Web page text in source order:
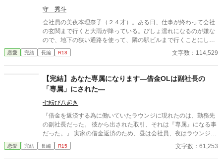
守 秀斗
会社員の美夜本理奈子（２４才）。ある日、仕事が終わって会社
の玄関まで行くと大雨が降っている。びしょ濡れになるのが嫌な
ので、地下の狭い通路を使って、隣の駅ビルまで行くことにし
た。すると、途中の部屋でいかがわしい行為をしている二人の男
女を見てしまうのだが……。
恋愛 完結 長編 R18 文字数：114,529
【完結】あなた専属になります―借金OLは副社長の
「専属」にされた―
七転び八起き
『借金を返済する為に働いていたラウンジに現れたのは、勤務先
の副社長だった。 彼から出された取引、それは『専属』になる事
だった。』 実家の借金返済のため、昼は会社員、夜はラウンジ嬢
として働く優美。 ある夜、一人でグラスを傾ける謎めいた男性客
に指名される。 口数は少ないけれど、なぜか心に残る人だった。
恋愛 完結 長編 R15 文字数：61,253